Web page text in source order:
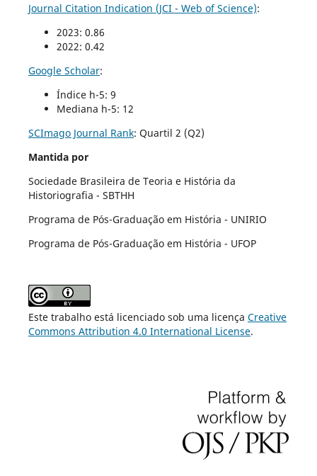
Journal Citation Indication (JCI - Web of Science):
2023: 0.86
2022: 0.42
Google Scholar:
Índice h-5: 9
Mediana h-5: 12
SCImago Journal Rank: Quartil 2 (Q2)
Mantida por
Sociedade Brasileira de Teoria e História da
Historiografia - SBTHH
Programa de Pós-Graduação em História - UNIRIO
Programa de Pós-Graduação em História - UFOP
Este trabalho está licenciado sob uma licença Creative
Commons Attribution 4.0 International License.